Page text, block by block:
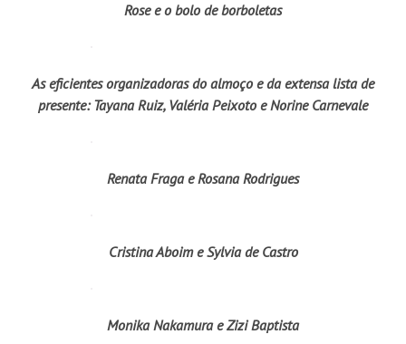
Rose e o bolo de borboletas
As eficientes organizadoras do almoço e da extensa lista de
presente: Tayana Ruiz, Valéria Peixoto e Norine Carnevale
Renata Fraga e Rosana Rodrigues
Cristina Aboim e Sylvia de Castro
Monika Nakamura e Zizi Baptista